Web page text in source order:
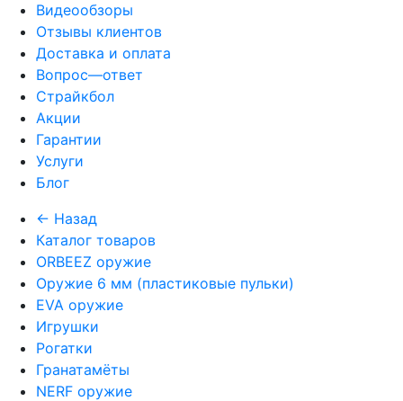
Видеообзоры
Отзывы клиентов
Доставка и оплата
Вопрос—ответ
Страйкбол
Акции
Гарантии
Услуги
Блог
← Назад
Каталог товаров
ORBEEZ оружие
Оружие 6 мм (пластиковые пульки)
EVA оружие
Игрушки
Рогатки
Гранатамёты
NERF оружие